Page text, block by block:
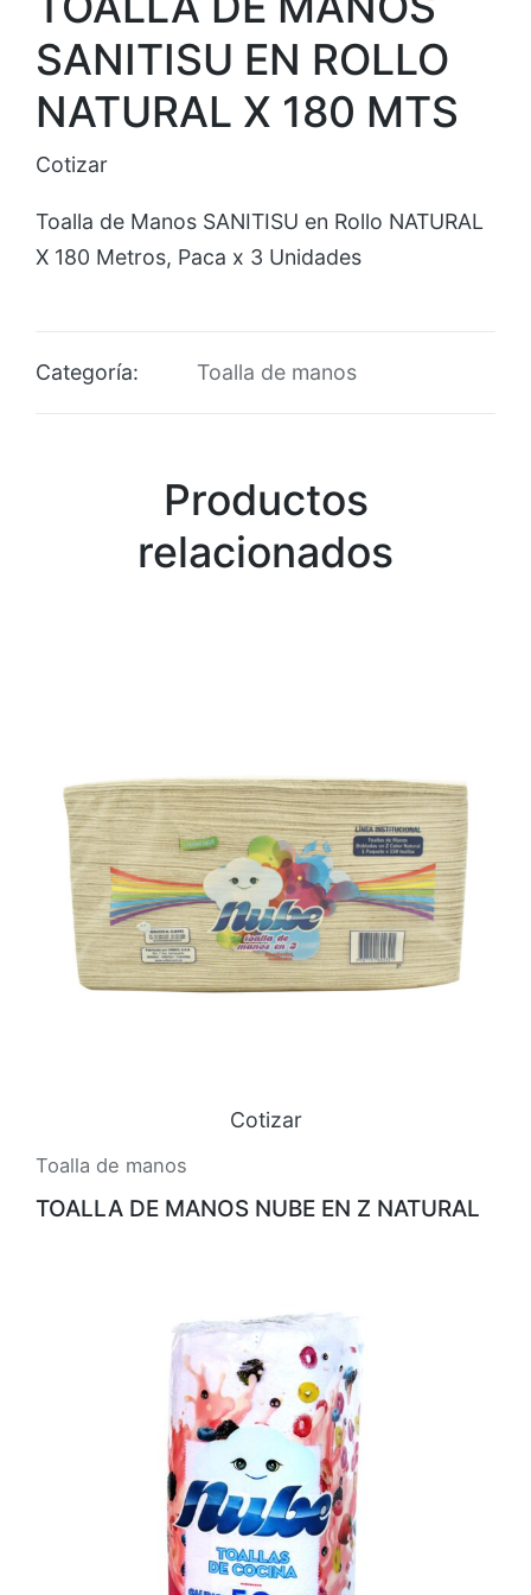
SANITISU EN ROLLO
NATURAL X 180 MTS
Cotizar
Toalla de Manos SANITISU en Rollo NATURAL
X 180 Metros, Paca x 3 Unidades
Categoría: Toalla de manos
Productos
relacionados
Cotizar
Toalla de manos
TOALLA DE MANOS NUBE EN Z NATURAL